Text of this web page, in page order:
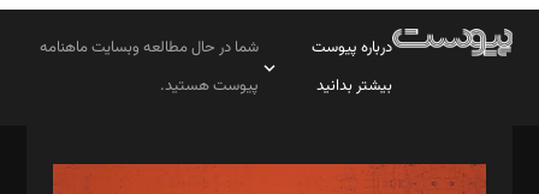
درباره پیوست
بیشتر بدانید
شما در حال مطالعه وبسایت ماهنامه
پیوست هستید.
مدیر مسئول: محمدباقر اثنی‌عشری